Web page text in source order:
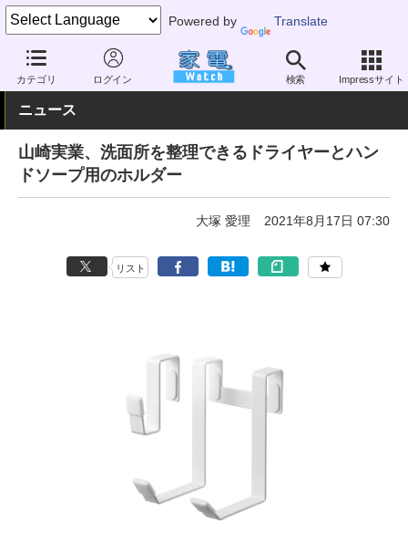
Powered by Translate
カテゴリ ログイン 検索 Impressサイト
家電 Watch その他・家電 雑貨 雑貨（一般）
ニュース
山崎実業、洗面所を整理できるドライヤーとハン
ドソープ用のホルダー
大塚 愛理 2021年8月17日 07:30
リスト